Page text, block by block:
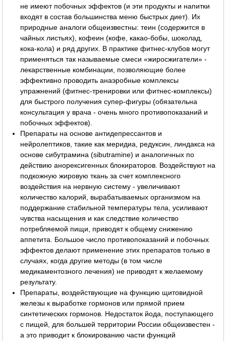
не имеют побочных эффектов (и эти продукты и напитки
входят в состав большинства меню быстрых диет). Их
природные аналоги общеизвестны: теин (содержится в
чайных листьях), кофеин (кофе, какао-бобы, шоколад,
кока-кола) и ряд других. В практике фитнес-клубов могут
применяться так называемые смеси «жиросжигатели» -
лекарственные комбинации, позволяющие более
эффективно проводить анаэробные комплексы
упражнений (фитнес-тренировки или фитнес-комплексы)
для быстрого получения супер-фигуры (обязательна
консультация у врача - очень много противопоказаний и
побочных эффектов).
Препараты на основе антидепрессантов и
нейролептиков, такие как меридиа, редуксин, линдакса на
основе сибутрамина (sibutramine) и аналогичных по
действию анорексигенных блокираторов. Воздействуют на
подкожную жировую ткань за счет комплексного
воздействия на нервную систему - увеличивают
количество калорий, вырабатываемых организмом на
поддержание стабильной температуры тела, усиливают
чувства насыщения и как следствие количество
потребляемой пищи, приводят к общему снижению
аппетита. Большое число противопоказаний и побочных
эффектов делают применение этих препаратов только в
случаях, когда другие методы (в том числе
медикаментозного лечения) не приводят к желаемому
результату.
Препараты, воздействующие на функцию щитовидной
железы к выработке гормонов или прямой прием
синтетических гормонов. Недостаток йода, поступающего
с пищей, для большей территории России общеизвестен -
а это приводит к блокированию части функций